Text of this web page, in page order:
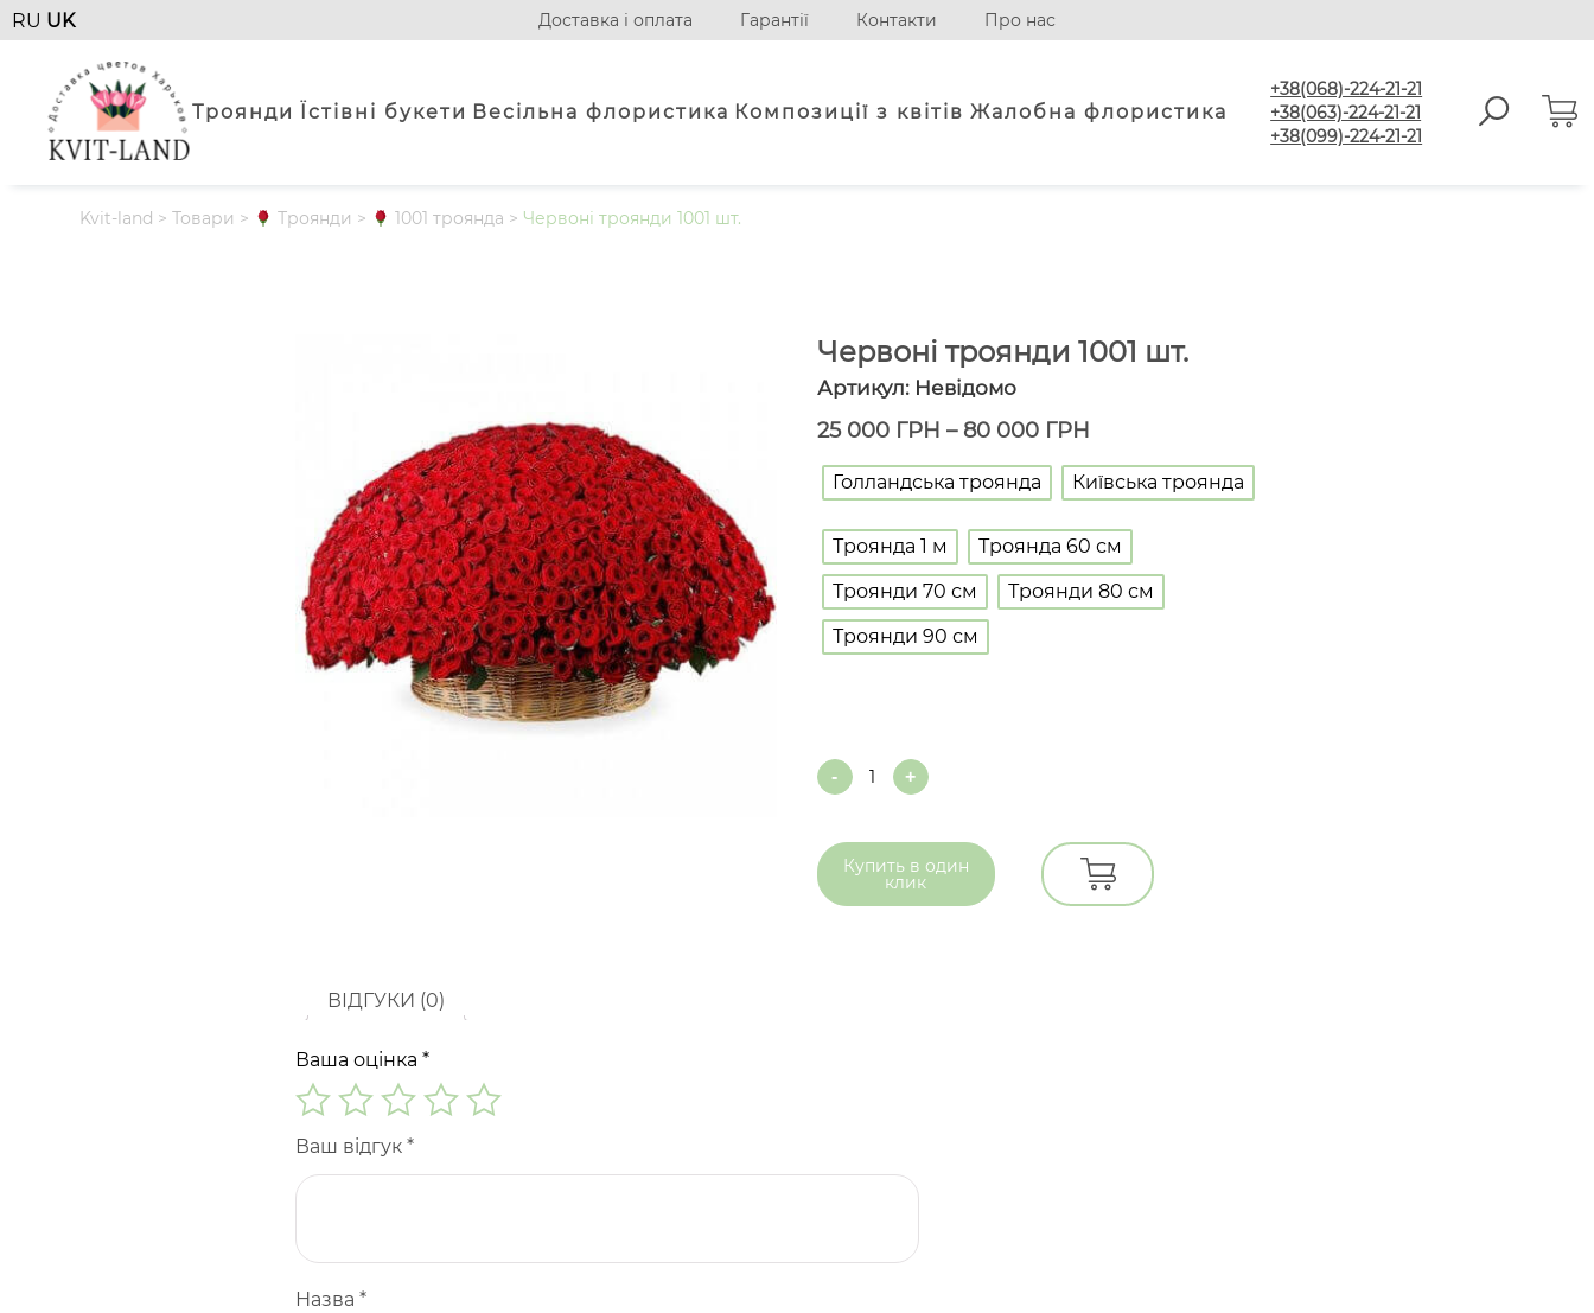
RU UK Доставка і оплата Гарантії Контакти Про нас
Троянди Їстівні букети Весільна флористика Композиції з квітів Жалобна флористика
+38(068)-224-21-21
+38(063)-224-21-21
+38(099)-224-21-21
Kvit-land >Товари > Троянди > 1001 троянда > Червоні троянди 1001 шт.
Червоні троянди 1001 шт.
Артикул: Невідомо
25 000 ГРН – 80 000 ГРН
Голландська троянда Київська троянда
Троянда 1 м
Троянда 60 см
Троянди 70 см
Троянди 80 см
Троянди 90 см
Quantity
Купить в один
клик
ВІДГУКИ (0)
Ваша оцінка *
Ваш відгук *
Назва *